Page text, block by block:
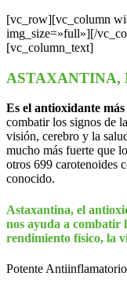
[vc_row][vc_column
img_size=»full»][/
[vc_column_text]
ASTAXANTINA,
Es el antioxidante
combatir los signos de
visión, cerebro y la
mucho más fuerte que
otros 699 carotenoides
conocido.
Astaxantina, el
nos ayuda a combatir
rendimiento físico, la
Potente Antiinflamatorio